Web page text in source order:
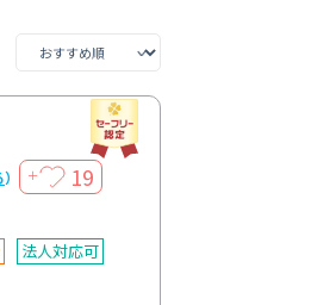
） ＋ 19
法人対応可